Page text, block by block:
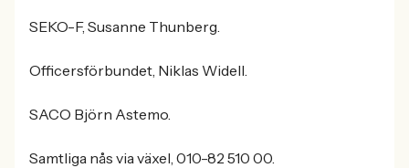
SEKO-F, Susanne Thunberg.
Officersförbundet, Niklas Widell.
SACO Björn Astemo.
Samtliga nås via växel, 010-82 510 00.